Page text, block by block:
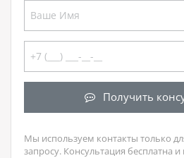
Получить
Мы используем контакты только
запросу. Консультация бесплатна